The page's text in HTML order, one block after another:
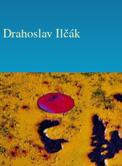
Drahoslav Ilčák